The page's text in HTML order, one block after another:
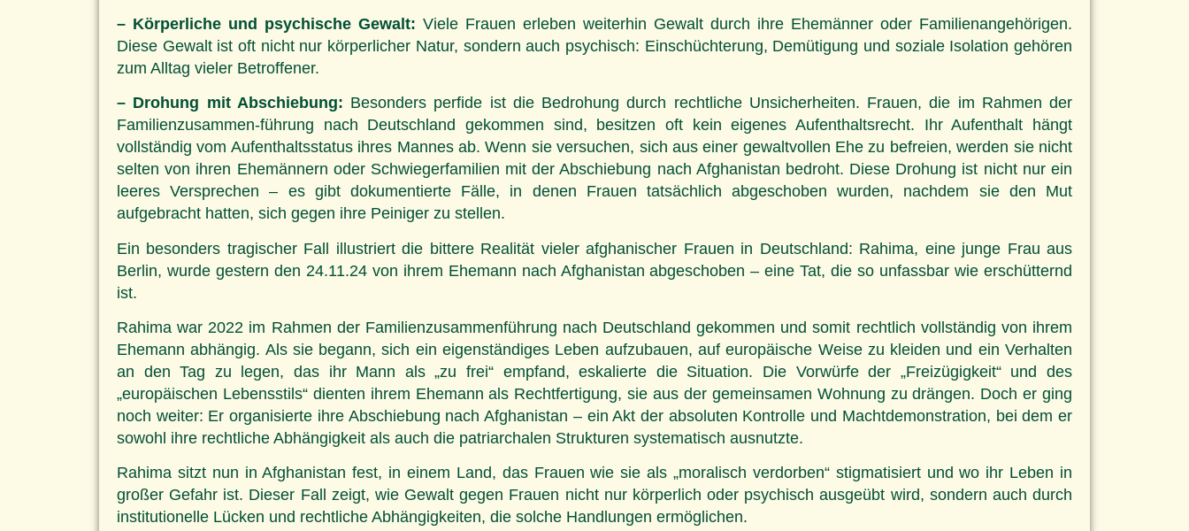
– Körperliche und psychische Gewalt: Viele Frauen erleben weiterhin Gewalt durch ihre Ehemänner oder Familienangehörigen.
Diese Gewalt ist oft nicht nur körperlicher Natur, sondern auch psychisch: Einschüchterung, Demütigung und soziale Isolation gehören
zum Alltag vieler Betroffener.
– Drohung mit Abschiebung: Besonders perfide ist die Bedrohung durch rechtliche Unsicherheiten. Frauen, die im Rahmen der
Familienzusammen-führung nach Deutschland gekommen sind, besitzen oft kein eigenes Aufenthaltsrecht. Ihr Aufenthalt hängt
vollständig vom Aufenthaltsstatus ihres Mannes ab. Wenn sie versuchen, sich aus einer gewaltvollen Ehe zu befreien, werden sie nicht
selten von ihren Ehemännern oder Schwiegerfamilien mit der Abschiebung nach Afghanistan bedroht. Diese Drohung ist nicht nur ein
leeres Versprechen – es gibt dokumentierte Fälle, in denen Frauen tatsächlich abgeschoben wurden, nachdem sie den Mut
aufgebracht hatten, sich gegen ihre Peiniger zu stellen.
Ein besonders tragischer Fall illustriert die bittere Realität vieler afghanischer Frauen in Deutschland: Rahima, eine junge Frau aus
Berlin, wurde gestern den 24.11.24 von ihrem Ehemann nach Afghanistan abgeschoben – eine Tat, die so unfassbar wie erschütternd
ist.
Rahima war 2022 im Rahmen der Familienzusammenführung nach Deutschland gekommen und somit rechtlich vollständig von ihrem
Ehemann abhängig. Als sie begann, sich ein eigenständiges Leben aufzubauen, auf europäische Weise zu kleiden und ein Verhalten
an den Tag zu legen, das ihr Mann als „zu frei“ empfand, eskalierte die Situation. Die Vorwürfe der „Freizügigkeit“ und des
„europäischen Lebensstils“ dienten ihrem Ehemann als Rechtfertigung, sie aus der gemeinsamen Wohnung zu drängen. Doch er ging
noch weiter: Er organisierte ihre Abschiebung nach Afghanistan – ein Akt der absoluten Kontrolle und Machtdemonstration, bei dem er
sowohl ihre rechtliche Abhängigkeit als auch die patriarchalen Strukturen systematisch ausnutzte.
Rahima sitzt nun in Afghanistan fest, in einem Land, das Frauen wie sie als „moralisch verdorben“ stigmatisiert und wo ihr Leben in
großer Gefahr ist. Dieser Fall zeigt, wie Gewalt gegen Frauen nicht nur körperlich oder psychisch ausgeübt wird, sondern auch durch
institutionelle Lücken und rechtliche Abhängigkeiten, die solche Handlungen ermöglichen.